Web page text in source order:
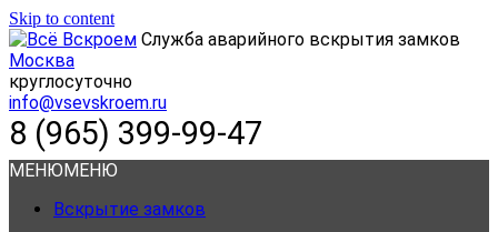
Skip to content
Служба аварийного вскрытия замков
Москва
круглосуточно
info@vsevskroem.ru
8 (965) 399-99-47
МЕНЮМЕНЮ
Вскрытие замков